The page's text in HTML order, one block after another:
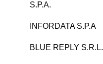
S.P.A.
INFORDATA S.P.A
BLUE REPLY S.R.L.